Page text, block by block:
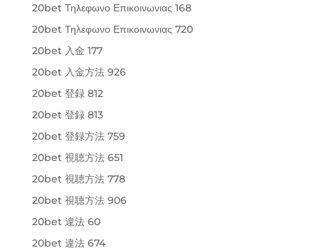
20bet Τηλεφωνο Επικοινωνιας 168
20bet Τηλεφωνο Επικοινωνιας 720
20bet 入金 177
20bet 入金方法 926
20bet 登録 812
20bet 登録 813
20bet 登録方法 759
20bet 視聴方法 651
20bet 視聴方法 778
20bet 視聴方法 906
20bet 違法 60
20bet 違法 674